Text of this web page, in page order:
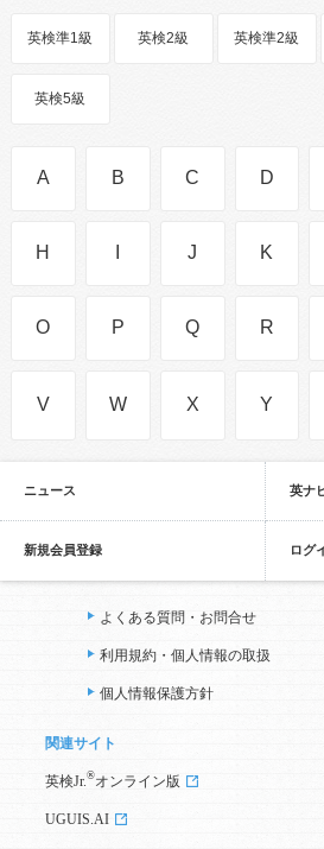
英検準1級 英検2級 英検準2級
英検5級
A B C D
H J K
O P Q R
V W X Y
ニュース 英ナ
新規会員登録 ログ
よくある質問・お問合せ
利用規約・個人情報の取扱
個人情報保護方針
関連サイト
英検Jr. ®オンライン版
UGUIS.AI